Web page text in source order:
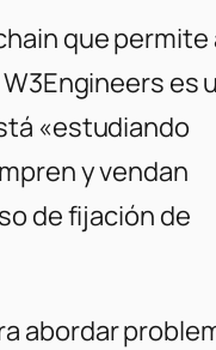
que permite
es
«estudiando
y vendan
de fijación de
abordar